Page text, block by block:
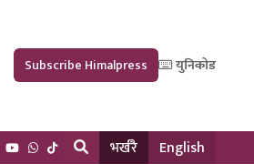
Subscribe Himalpress युनिकोड
भर्खरै English